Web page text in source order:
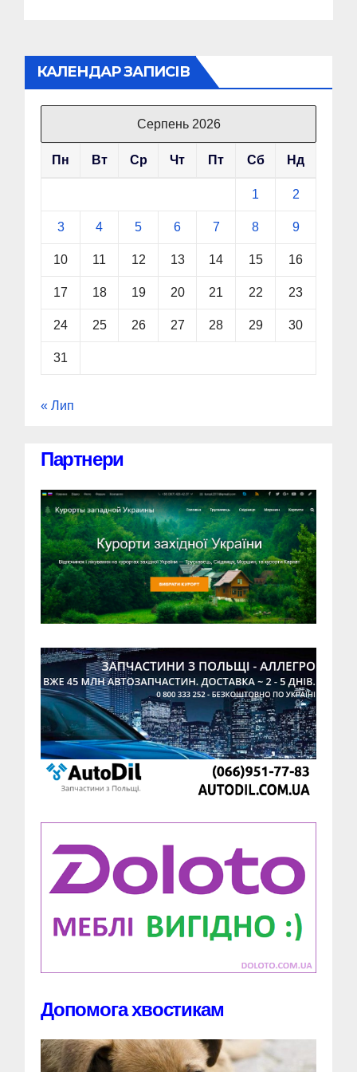
КАЛЕНДАР ЗАПИСІВ
Серпень 2026
Пн Вт Ср Чт Пт Сб Нд
1 2
3 4 5 6 7 8 9
10 11 12 13 14 15 16
17 18 19 20 21 22 23
24 25 26 27 28 29 30
31
« Лип
Партнери
Допомога хвостикам